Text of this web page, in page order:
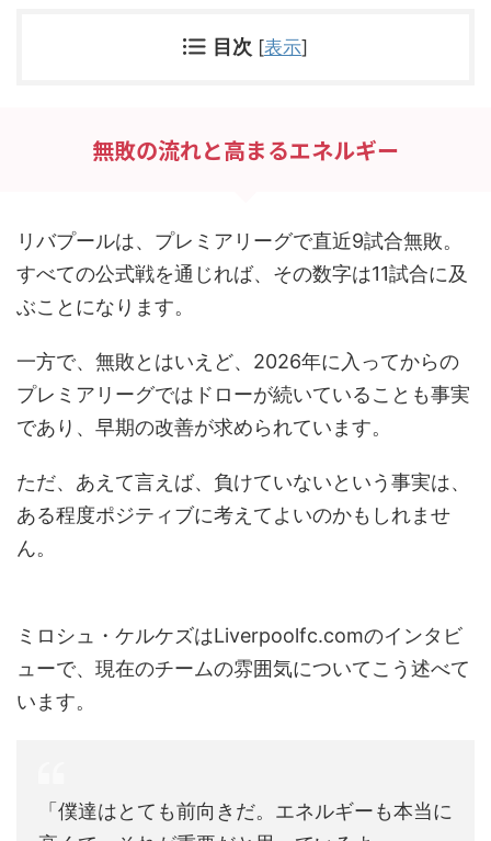
目次 [表示]
無敗の流れと高まるエネルギー
リバプールは、プレミアリーグで直近9試合無敗。
すべての公式戦を通じれば、その数字は11試合に及
ぶことになります。
一方で、無敗とはいえど、2026年に入ってからの
プレミアリーグではドローが続いていることも事実
であり、早期の改善が求められています。
ただ、あえて言えば、負けていないという事実は、
ある程度ポジティブに考えてよいのかもしれませ
ん。
ミロシュ・ケルケズはLiverpoolfc.comのインタビ
ューで、現在のチームの雰囲気についてこう述べて
います。
「僕達はとても前向きだ。エネルギーも本当に